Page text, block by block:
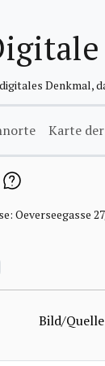
Denkmal,
Karte
Oeverseegasse
Bild/